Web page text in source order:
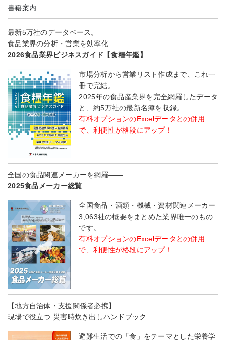
書籍案内
最新5万社のデータベース。
食品業界の分析・営業を効率化
2026食品業界ビジネスガイド【食糧年鑑】
市場分析から営業リスト作成まで、これ一
冊で完結。
2025年の食品産業界を完全網羅したデータ
と、約5万社の最新名簿を収録。
有料オプションのExcelデータとの併用
で、利便性が格段にアップ！
全国の食品関連メーカーを網羅――
2025食品メーカー総覧
全国食品・酒類・機械・資材関連メーカー
3,063社の概要をまとめた業界唯一のもの
です。
有料オプションのExcelデータとの併用
で、利便性が格段にアップ！
【地方自治体・支援関係者必携】
現場で役立つ 災害時炊き出しハンドブック
避難生活での「食」をテーマとした栄養学